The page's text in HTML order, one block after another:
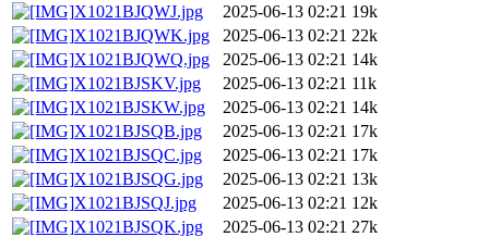
X1021BJQWJ.jpg
2025-06-13 02:21 19k
X1021BJQWK.jpg
2025-06-13 02:21 22k
X1021BJQWQ.jpg
2025-06-13 02:21 14k
X1021BJSKV.jpg
2025-06-13 02:21 11k
X1021BJSKW.jpg
2025-06-13 02:21 14k
X1021BJSQB.jpg
2025-06-13 02:21 17k
X1021BJSQC.jpg
2025-06-13 02:21 17k
X1021BJSQG.jpg
2025-06-13 02:21 13k
X1021BJSQJ.jpg
2025-06-13 02:21 12k
X1021BJSQK.jpg
2025-06-13 02:21 27k